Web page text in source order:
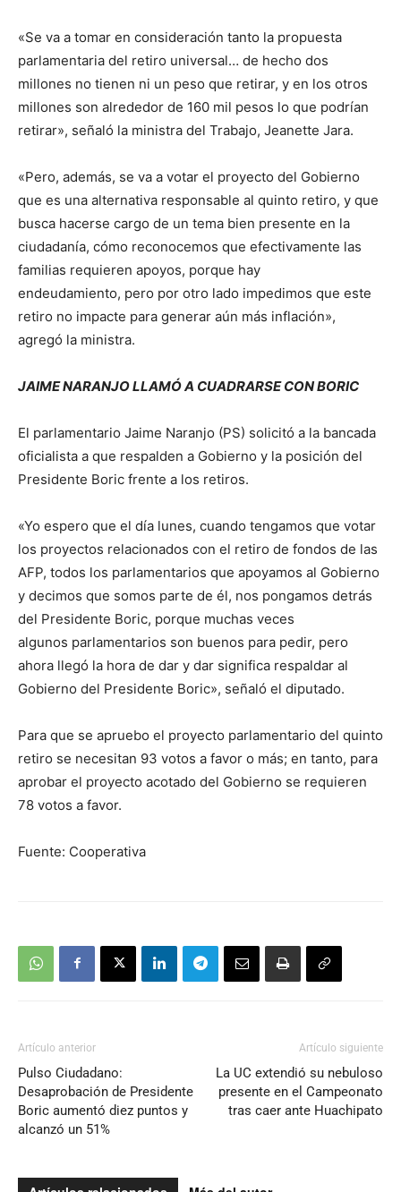
«Se va a tomar en consideración tanto la propuesta
parlamentaria del retiro universal… de hecho dos
millones no tienen ni un peso que retirar, y en los otros
millones son alrededor de 160 mil pesos lo que podrían
retirar», señaló la ministra del Trabajo, Jeanette Jara.
«Pero, además, se va a votar el proyecto del Gobierno
que es una alternativa responsable al quinto retiro, y que
busca hacerse cargo de un tema bien presente en la
ciudadanía, cómo reconocemos que efectivamente las
familias requieren apoyos, porque hay
endeudamiento, pero por otro lado impedimos que este
retiro no impacte para generar aún más inflación»,
agregó la ministra.
JAIME NARANJO LLAMÓ A CUADRARSE CON BORIC
El parlamentario Jaime Naranjo (PS) solicitó a la bancada
oficialista a que respalden a Gobierno y la posición del
Presidente Boric frente a los retiros.
«Yo espero que el día lunes, cuando tengamos que votar
los proyectos relacionados con el retiro de fondos de las
AFP, todos los parlamentarios que apoyamos al Gobierno
y decimos que somos parte de él, nos pongamos detrás
del Presidente Boric, porque muchas veces
algunos parlamentarios son buenos para pedir, pero
ahora llegó la hora de dar y dar significa respaldar al
Gobierno del Presidente Boric», señaló el diputado.
Para que se apruebo el proyecto parlamentario del quinto
retiro se necesitan 93 votos a favor o más; en tanto, para
aprobar el proyecto acotado del Gobierno se requieren
78 votos a favor.
Fuente: Cooperativa
Artículo anterior
Pulso Ciudadano:
Desaprobación de Presidente
Boric aumentó diez puntos y
alcanzó un 51%
Artículo siguiente
La UC extendió su nebuloso
presente en el Campeonato
tras caer ante Huachipato